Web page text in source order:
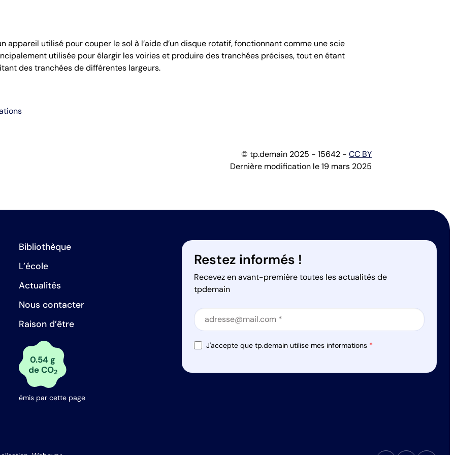
appareil utilisé pour couper le sol à l’aide d’un disque rotatif, fonctionnant comme une scie
utilisée pour élargir les voiries et produire des tranchées précises, tout en étant
des tranchées de différentes largeurs.
© tp.demain 2025 - 15642 - CC BY
Dernière modification le 19 mars 2025
Bibliothèque
L’école
Actualités
Nous contacter
Raison d’être
0.54 g
de CO2
émis par cette page
Restez informés !
Recevez en avant-première toutes les actualités de
tpdemain
Section
Section
J'accepte que tp.demain utilise mes informations *